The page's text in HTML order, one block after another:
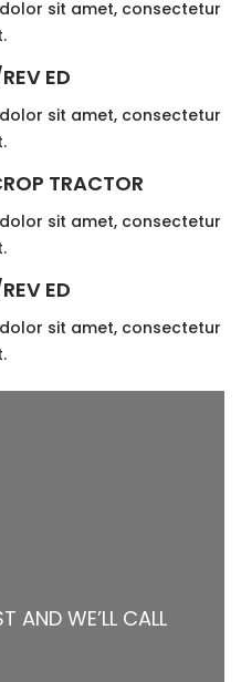
sit amet, consectetur
ED
sit amet, consectetur
TRACTOR
sit amet, consectetur
ED
sit amet, consectetur
AND WE’LL CALL